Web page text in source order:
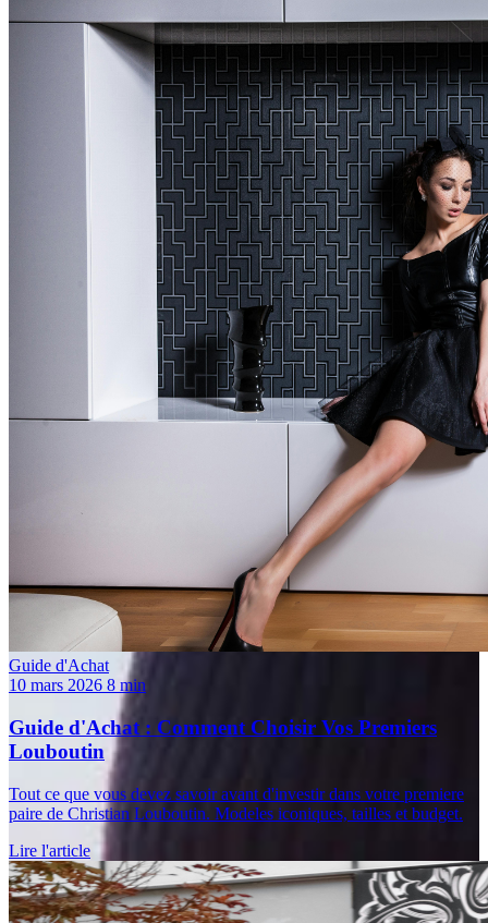
Guide d'Achat
10 mars 2026 8 min
Guide d'Achat : Comment Choisir Vos Premiers
Louboutin
Tout ce que vous devez savoir avant d'investir dans votre premiere
paire de Christian Louboutin. Modeles iconiques, tailles et budget.
Lire l'article